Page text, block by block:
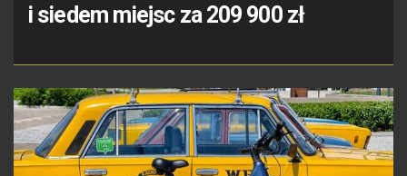
i siedem miejsc za 209 900 zł